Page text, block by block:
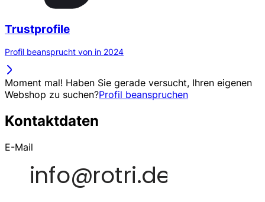
Trustprofile
Profil beansprucht von in 2024
Moment mal! Haben Sie gerade versucht, Ihren eigenen
Webshop zu suchen?Profil beanspruchen
Kontaktdaten
E-Mail